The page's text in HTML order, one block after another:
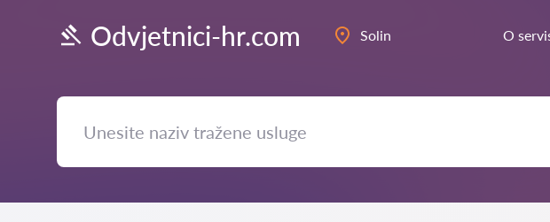
Odvjetnici-hr.com Solin O